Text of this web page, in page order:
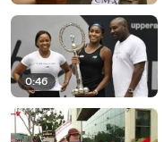
0:46